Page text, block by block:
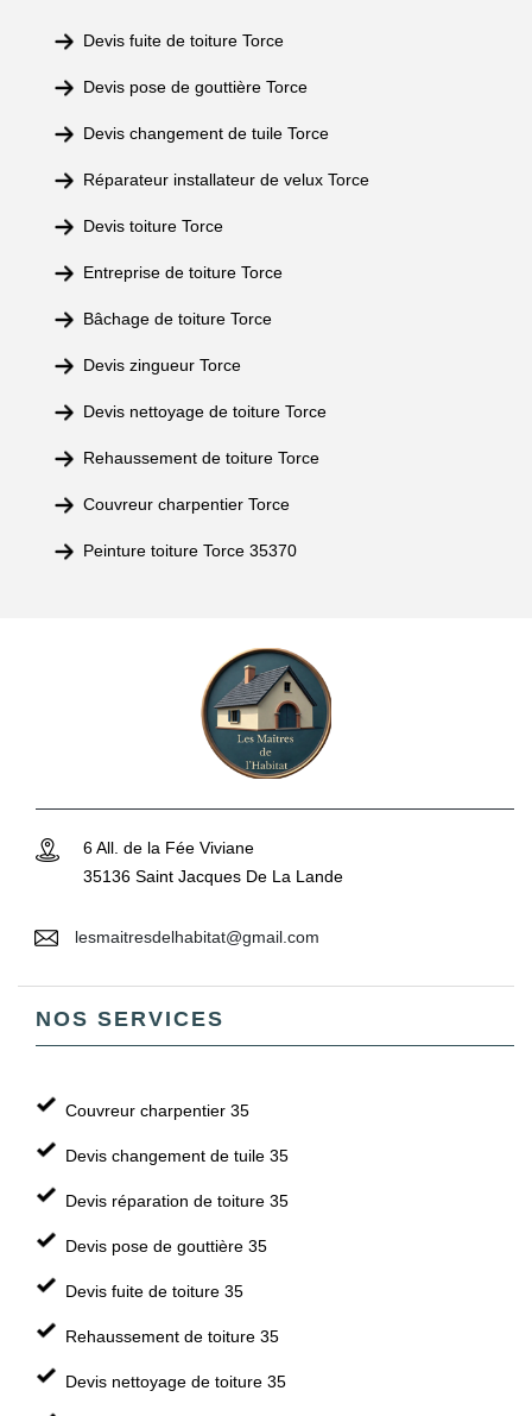
Devis fuite de toiture Torce
Devis pose de gouttière Torce
Devis changement de tuile Torce
Réparateur installateur de velux Torce
Devis toiture Torce
Entreprise de toiture Torce
Bâchage de toiture Torce
Devis zingueur Torce
Devis nettoyage de toiture Torce
Rehaussement de toiture Torce
Couvreur charpentier Torce
Peinture toiture Torce 35370
6 All. de la Fée Viviane
35136 Saint Jacques De La Lande
lesmaitresdelhabitat@gmail.com
NOS SERVICES
Couvreur charpentier 35
Devis changement de tuile 35
Devis réparation de toiture 35
Devis pose de gouttière 35
Devis fuite de toiture 35
Rehaussement de toiture 35
Devis nettoyage de toiture 35